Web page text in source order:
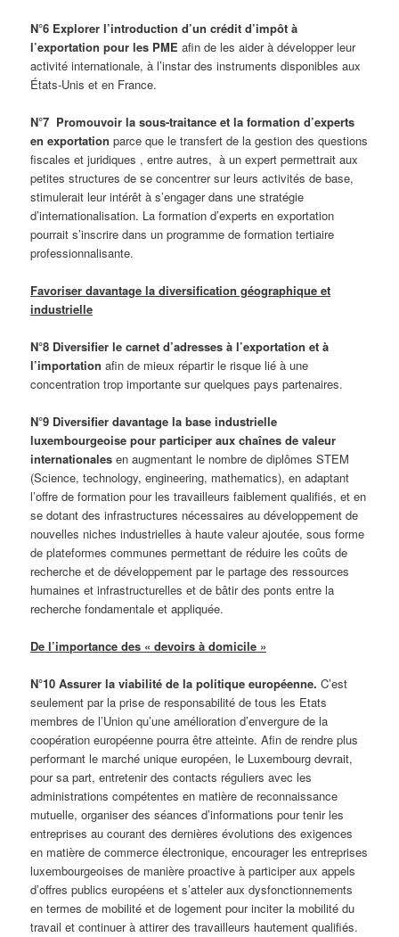
N°6 Explorer l’introduction d’un crédit d’impôt à
l’exportation pour les PMEafin de les aider à développer leur
activité internationale, à l’instar des instruments disponibles aux
États-Unis et en France.
N°7 Promouvoir la sous-traitance et la formation d’experts
en exportationparce que le transfert de la gestion des questions
fiscales et juridiques , entre autres, à un expert permettrait aux
petites structures de se concentrer sur leurs activités de base,
stimulerait leur intérêt à s’engager dans une stratégie
d’internationalisation. La formation d’experts en exportation
pourrait s’inscrire dans un programme de formation tertiaire
professionnalisante.
Favoriser davantage la diversification géographique et
industrielle
N°8 Diversifier le carnet d’adresses à l’exportation et à
l’importation afin de mieux répartir le risque lié à une
concentration trop importante sur quelques pays partenaires.
N°9 Diversifier davantage la base industrielle
luxembourgeoise pour participer aux chaînes de valeur
internationalesen augmentant le nombre de diplômes STEM
(Science, technology, engineering, mathematics), en adaptant
l’offre de formation pour les travailleurs faiblement qualifiés, et en
se dotant des infrastructures nécessaires au développement de
nouvelles niches industrielles à haute valeur ajoutée, sous forme
de plateformes communes permettant de réduire les coûts de
recherche et de développement par le partage des ressources
humaines et infrastructurelles et de bâtir des ponts entre la
recherche fondamentale et appliquée.
De l’importance des « devoirs à domicile »
N°10 Assurer la viabilité de la politique européenne.C’est
seulement par la prise de responsabilité de tous les Etats
membres de l’Union qu’une amélioration d’envergure de la
coopération européenne pourra être atteinte. Afin de rendre plus
performant le marché unique européen, le Luxembourg devrait,
pour sa part, entretenir des contacts réguliers avec les
administrations compétentes en matière de reconnaissance
mutuelle, organiser des séances d’informations pour tenir les
entreprises au courant des dernières évolutions des exigences
en matière de commerce électronique, encourager les entreprises
luxembourgeoises de manière proactive à participer aux appels
d’offres publics européens et s’atteler aux dysfonctionnements
en termes de mobilité et de logement pour inciter la mobilité du
travail et continuer à attirer des travailleurs hautement qualifiés.